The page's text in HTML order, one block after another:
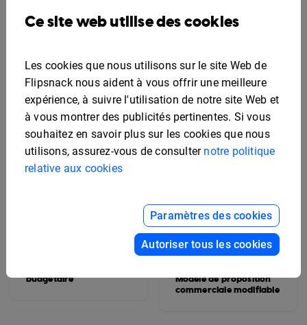
interactive
budgétaire
de traiteur événementiel
modifiable
Modèle de proposition
commerciale modifiable
Ce site web utilise des cookies
Les cookies que nous utilisons sur le site Web de
Flipsnack nous aident à vous offrir une meilleure
expérience, à suivre l'utilisation de notre site Web et
à vous montrer des publicités pertinentes. Si vous
souhaitez en savoir plus sur les cookies que nous
utilisons, assurez-vous de consulter notre politique
relative aux cookies
Paramètres des cookies
Autoriser tous les cookies